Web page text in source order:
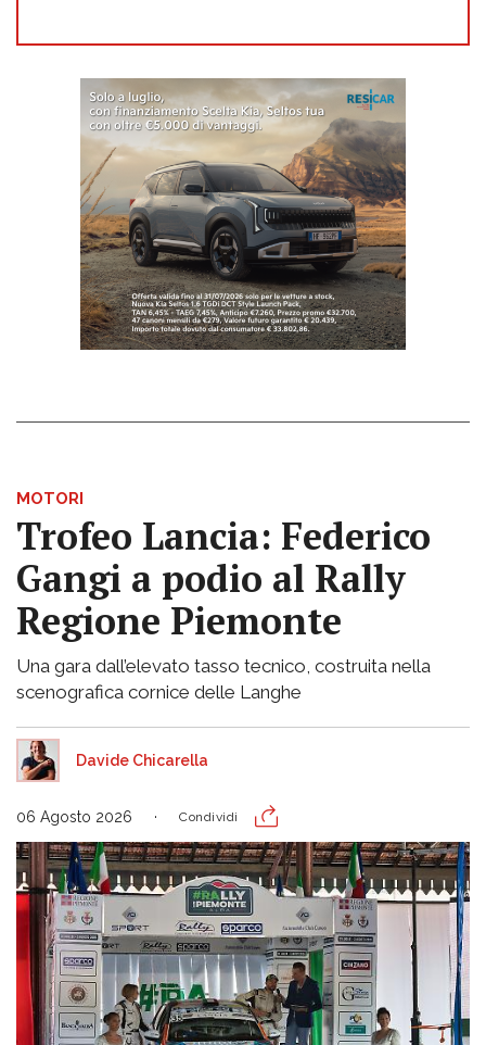
MOTORI
Trofeo Lancia: Federico
Gangi a podio al Rally
Regione Piemonte
Una gara dall’elevato tasso tecnico, costruita nella
scenografica cornice delle Langhe
Davide Chicarella
06 Agosto 2026 Condividi